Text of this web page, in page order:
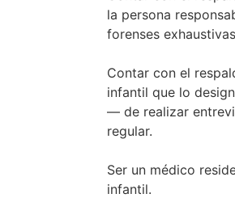
la persona
forenses
Contar con el
infantil que lo
— de realizar
regular.
Ser un médico
infantil.